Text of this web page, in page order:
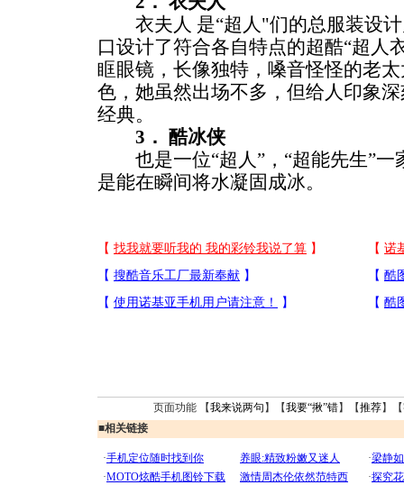
衣夫人 是“超人"们的总服装设计
口设计了符合各自特点的超酷“超人
眶眼镜，长像独特，嗓音怪怪的老
色，她虽然出场不多，但给人印象
经典。
3． 酷冰侠
也是一位“超人”，“超能先生”一
是能在瞬间将水凝固成冰。
页面功能 【我来说两句 】【我要“揪”错】【推荐】
■相关链接